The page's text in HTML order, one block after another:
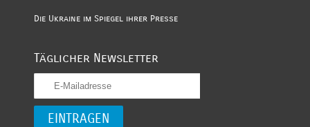
Die Ukraine im Spiegel ihrer Presse
Täglicher Newsletter